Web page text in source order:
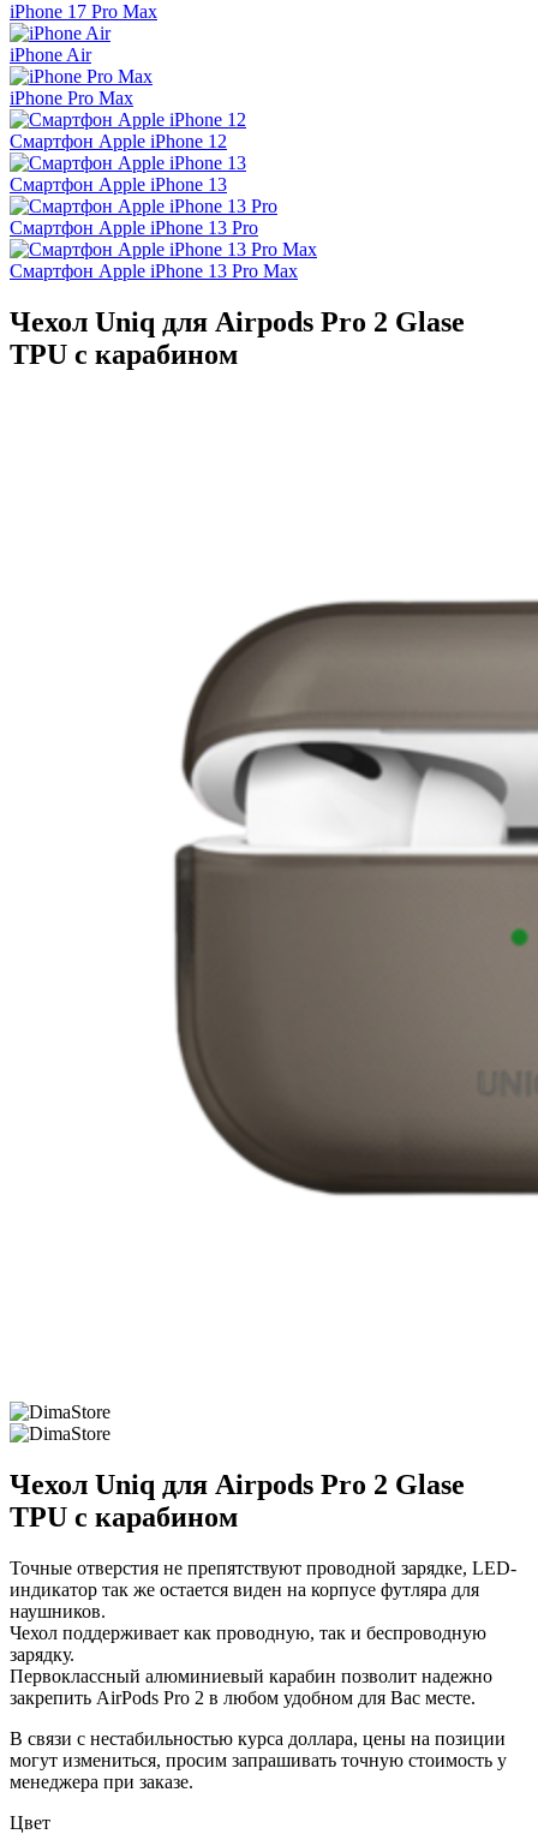
iPhone 17 Pro Max
iPhone Air
iPhone Pro Max
Смартфон Apple iPhone 12
Смартфон Apple iPhone 13
Смартфон Apple iPhone 13 Pro
Смартфон Apple iPhone 13 Pro Max
Чехол Uniq для Airpods Pro 2 Glase
TPU с карабином
Чехол Uniq для Airpods Pro 2 Glase
TPU с карабином
Точные отверстия не препятствуют проводной зарядке, LED-
индикатор так же остается виден на корпусе футляра для
наушников.
Чехол поддерживает как проводную, так и беспроводную
зарядку.
Первоклассный алюминиевый карабин позволит надежно
закрепить AirPods Pro 2 в любом удобном для Вас месте.
В связи с нестабильностью курса доллара, цены на позиции
могут измениться, просим запрашивать точную стоимость у
менеджера при заказе.
Цвет